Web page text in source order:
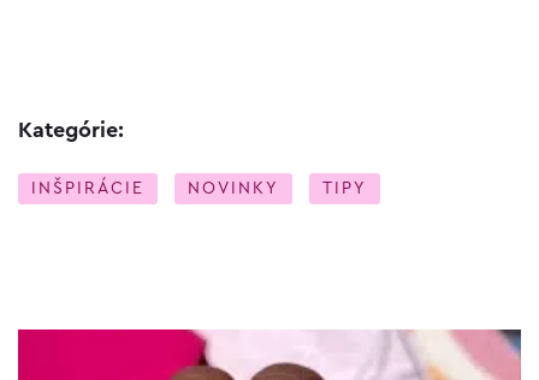
Kategórie:
INŠPIRÁCIE NOVINKY TIPY